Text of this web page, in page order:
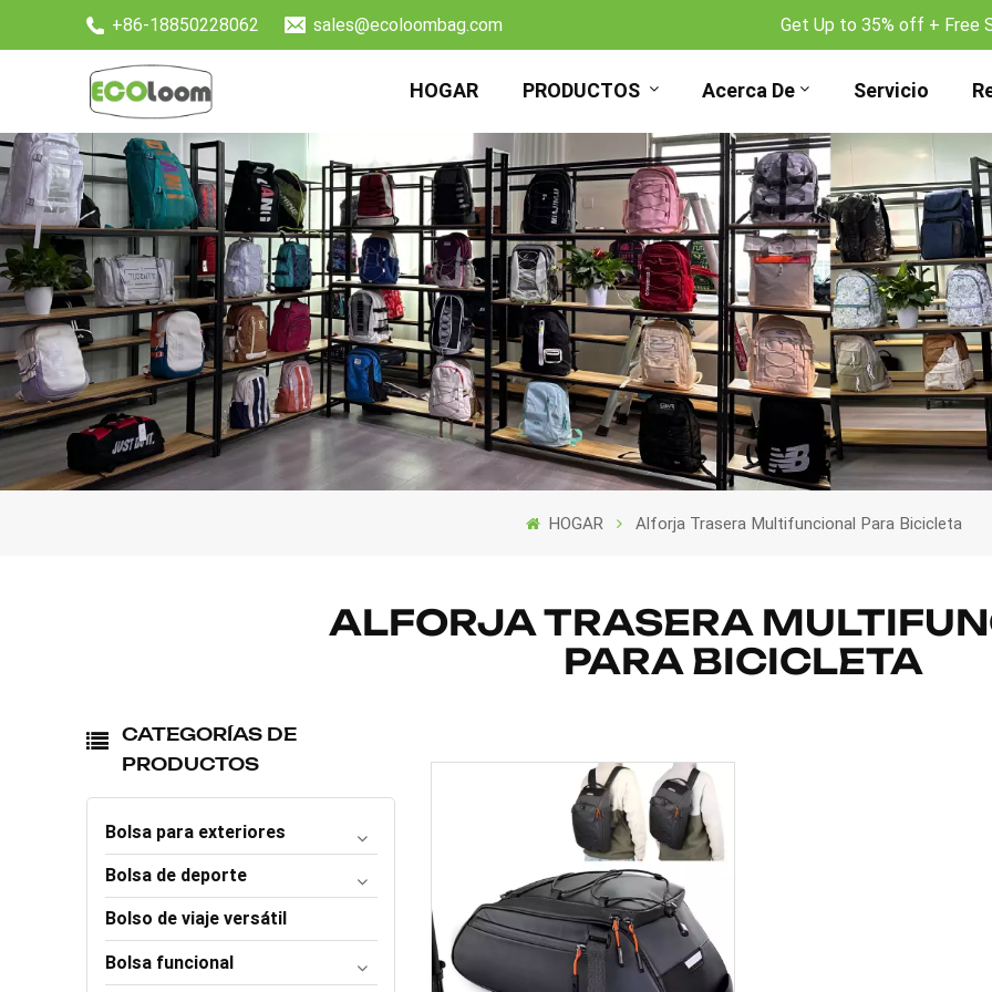
+86-18850228062 sales@ecoloombag.com Get Up to 35% off + Free
HOGAR PRODUCTOS Acerca De Servicio
HOGAR Alforja Trasera Multifuncional Para Bicicleta
ALFORJA TRASERA
PARA BICICLETA
CATEGORÍAS DE
PRODUCTOS
Bolsa para exteriores
Bolsa de deporte
Bolso de viaje versátil
Bolsa funcional